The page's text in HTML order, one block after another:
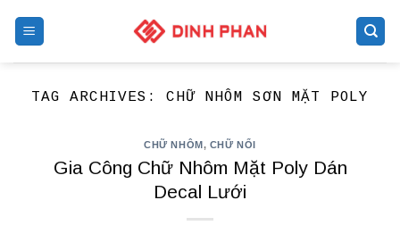
TAG ARCHIVES:CHỮ NHÔM SƠN MẶT POLY
CHỮ NHÔM, CHỮ NỔI
Gia Công Chữ Nhôm Mặt Poly Dán
Decal Lưới